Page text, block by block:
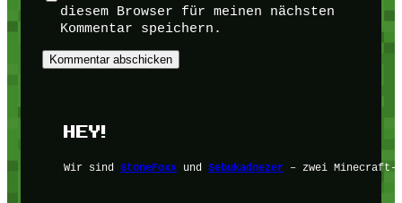
diesem Browser für meinen nächsten
Kommentar speichern.
HEY!
Wir sind StoneFoxxund Sebukadnezer– zwei Minecraft-